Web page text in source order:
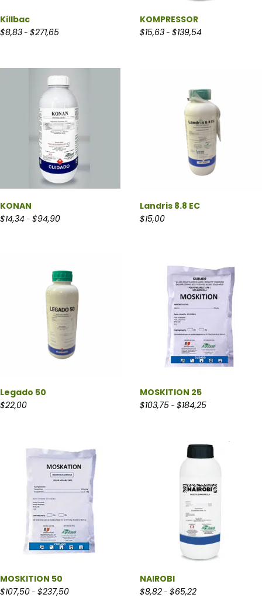
Killbac
$8,83- $271,65Rango de precios: desde $8,83 hasta $271,65
KOMPRESSOR
$15,63- $139,54
KONAN
$14,34- $94,90Rango de precios: desde $14,34 hasta $94,90
Landris 8.8 EC
$15,00
Legado 50
$22,00
MOSKITION 25
$103,75- $184,25Rango de
MOSKITION 50
$107,50- $237,50Rango de precios: desde $107,50 hasta $237,50
NAIROBI
$8,82- $65,22Rango de precios: